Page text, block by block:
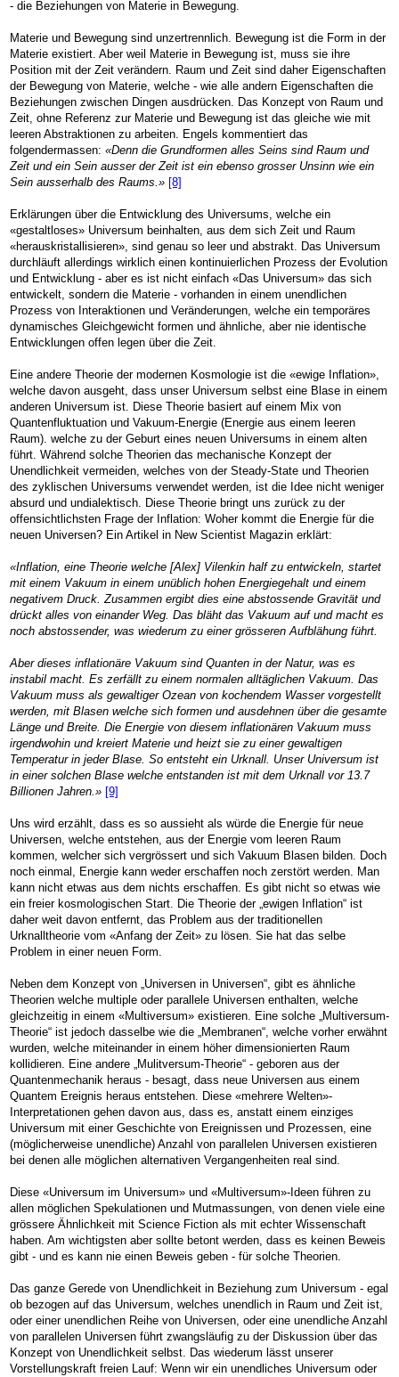
- die Beziehungen von Materie in Bewegung.
Materie und Bewegung sind unzertrennlich. Bewegung ist die Form in der
Materie existiert. Aber weil Materie in Bewegung ist, muss sie ihre
Position mit der Zeit verändern. Raum und Zeit sind daher Eigenschaften
der Bewegung von Materie, welche - wie alle andern Eigenschaften die
Beziehungen zwischen Dingen ausdrücken. Das Konzept von Raum und
Zeit, ohne Referenz zur Materie und Bewegung ist das gleiche wie mit
leeren Abstraktionen zu arbeiten. Engels kommentiert das
folgendermassen: «Denn die Grundformen alles Seins sind Raum und
Zeit und ein Sein ausser der Zeit ist ein ebenso grosser Unsinn wie ein
Sein ausserhalb des Raums.» [8]
Erklärungen über die Entwicklung des Universums, welche ein
«gestaltloses» Universum beinhalten, aus dem sich Zeit und Raum
«herauskristallisieren», sind genau so leer und abstrakt. Das Universum
durchläuft allerdings wirklich einen kontinuierlichen Prozess der Evolution
und Entwicklung - aber es ist nicht einfach «Das Universum» das sich
entwickelt, sondern die Materie - vorhanden in einem unendlichen
Prozess von Interaktionen und Veränderungen, welche ein temporäres
dynamisches Gleichgewicht formen und ähnliche, aber nie identische
Entwicklungen offen legen über die Zeit.
Eine andere Theorie der modernen Kosmologie ist die «ewige Inflation»,
welche davon ausgeht, dass unser Universum selbst eine Blase in einem
anderen Universum ist. Diese Theorie basiert auf einem Mix von
Quantenfluktuation und Vakuum-Energie (Energie aus einem leeren
Raum). welche zu der Geburt eines neuen Universums in einem alten
führt. Während solche Theorien das mechanische Konzept der
Unendlichkeit vermeiden, welches von der Steady-State und Theorien
des zyklischen Universums verwendet werden, ist die Idee nicht weniger
absurd und undialektisch. Diese Theorie bringt uns zurück zu der
offensichtlichsten Frage der Inflation: Woher kommt die Energie für die
neuen Universen? Ein Artikel in New Scientist Magazin erklärt:
«Inflation, eine Theorie welche [Alex] Vilenkin half zu entwickeln, startet
mit einem Vakuum in einem unüblich hohen Energiegehalt und einem
negativem Druck. Zusammen ergibt dies eine abstossende Gravität und
drückt alles von einander Weg. Das bläht das Vakuum auf und macht es
noch abstossender, was wiederum zu einer grösseren Aufblähung führt.
Aber dieses inflationäre Vakuum sind Quanten in der Natur, was es
instabil macht. Es zerfällt zu einem normalen alltäglichen Vakuum. Das
Vakuum muss als gewaltiger Ozean von kochendem Wasser vorgestellt
werden, mit Blasen welche sich formen und ausdehnen über die gesamte
Länge und Breite. Die Energie von diesem inflationären Vakuum muss
irgendwohin und kreiert Materie und heizt sie zu einer gewaltigen
Temperatur in jeder Blase. So entsteht ein Urknall. Unser Universum ist
in einer solchen Blase welche entstanden ist mit dem Urknall vor 13.7
Billionen Jahren.» [9]
Uns wird erzählt, dass es so aussieht als würde die Energie für neue
Universen, welche entstehen, aus der Energie vom leeren Raum
kommen, welcher sich vergrössert und sich Vakuum Blasen bilden. Doch
noch einmal, Energie kann weder erschaffen noch zerstört werden. Man
kann nicht etwas aus dem nichts erschaffen. Es gibt nicht so etwas wie
ein freier kosmologischen Start. Die Theorie der „ewigen Inflation“ ist
daher weit davon entfernt, das Problem aus der traditionellen
Urknalltheorie vom «Anfang der Zeit» zu lösen. Sie hat das selbe
Problem in einer neuen Form.
Neben dem Konzept von „Universen in Universen“, gibt es ähnliche
Theorien welche multiple oder parallele Universen enthalten, welche
gleichzeitig in einem «Multiversum» existieren. Eine solche „Multiversum-
Theorie“ ist jedoch dasselbe wie die „Membranen“, welche vorher erwähnt
wurden, welche miteinander in einem höher dimensionierten Raum
kollidieren. Eine andere „Mulitversum-Theorie“ - geboren aus der
Quantenmechanik heraus - besagt, dass neue Universen aus einem
Quantem Ereignis heraus entstehen. Diese «mehrere Welten»-
Interpretationen gehen davon aus, dass es, anstatt einem einziges
Universum mit einer Geschichte von Ereignissen und Prozessen, eine
(möglicherweise unendliche) Anzahl von parallelen Universen existieren
bei denen alle möglichen alternativen Vergangenheiten real sind.
Diese «Universum im Universum» und «Multiversum»-Ideen führen zu
allen möglichen Spekulationen und Mutmassungen, von denen viele eine
grössere Ähnlichkeit mit Science Fiction als mit echter Wissenschaft
haben. Am wichtigsten aber sollte betont werden, dass es keinen Beweis
gibt - und es kann nie einen Beweis geben - für solche Theorien.
Das ganze Gerede von Unendlichkeit in Beziehung zum Universum - egal
ob bezogen auf das Universum, welches unendlich in Raum und Zeit ist,
oder einer unendlichen Reihe von Universen, oder eine unendliche Anzahl
von parallelen Universen führt zwangsläufig zu der Diskussion über das
Konzept von Unendlichkeit selbst. Das wiederum lässt unserer
Vorstellungskraft freien Lauf: Wenn wir ein unendliches Universum oder